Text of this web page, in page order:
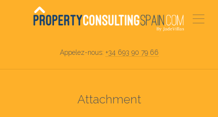
Appelez-nous: +34 693 90 79 66
Attachment